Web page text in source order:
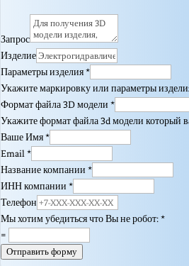
Запрос
Изделие
Параметры изделия*
Укажите маркировку или параметры
Формат файла 3D модели*
Укажите формат файла 3d модели который
Ваше Имя*
Email*
Название компании*
ИНН компании*
Телефон
Мы хотим убедиться что Вы не робот:*
=
Отправить форму